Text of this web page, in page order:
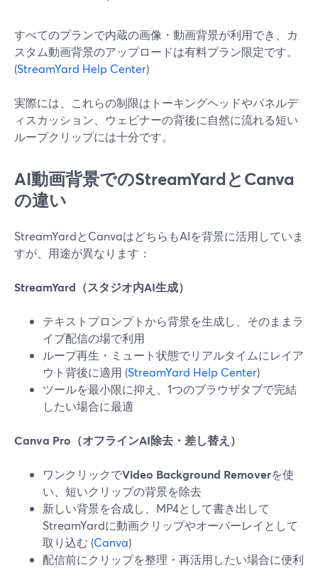
すべてのプランで内蔵の画像・動画背景が利用でき、カ
スタム動画背景のアップロードは有料プラン限定です。
(StreamYard Help Center)
実際には、これらの制限はトーキングヘッドやパネルデ
ィスカッション、ウェビナーの背後に自然に流れる短い
ループクリップには十分です。
AI動画背景でのStreamYardとCanva
の違い
StreamYardとCanvaはどちらもAIを背景に活用していま
すが、用途が異なります：
StreamYard（スタジオ内AI生成）
テキストプロンプトから背景を生成し、そのままラ
イブ配信の場で利用
ループ再生・ミュート状態でリアルタイムにレイア
ウト背後に適用 (StreamYard Help Center)
ツールを最小限に抑え、1つのブラウザタブで完結
したい場合に最適
Canva Pro（オフラインAI除去・差し替え）
ワンクリックでVideo Background Removerを使
い、短いクリップの背景を除去
新しい背景を合成し、MP4として書き出して
StreamYardに動画クリップやオーバーレイとして
取り込む (Canva)
配信前にクリップを整理・再活用したい場合に便利